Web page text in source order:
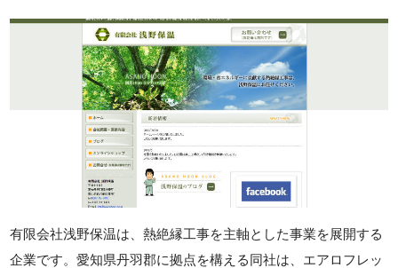
有限会社浅野保温は、熱絶縁工事を主軸とした事業を展開する
企業です。愛知県丹羽郡に拠点を構える同社は、エアロフレッ